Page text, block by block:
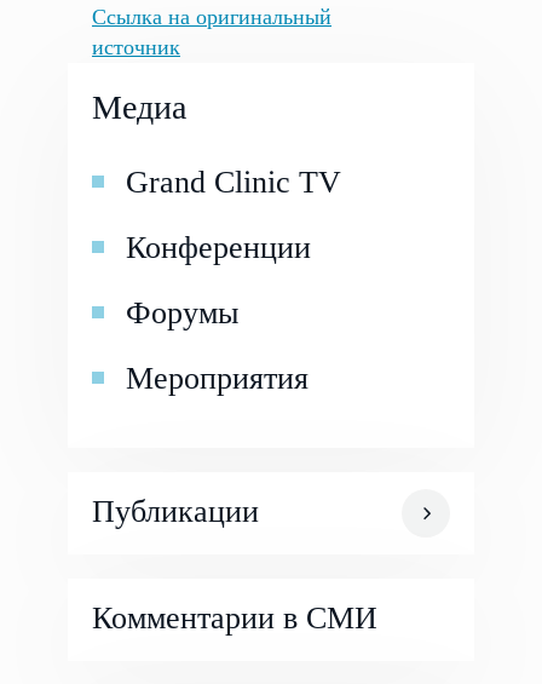
Медиа
Grand Clinic TV
Конференции
Форумы
Мероприятия
Публикации
Комментарии в СМИ
Ссылка на оригинальный
источник